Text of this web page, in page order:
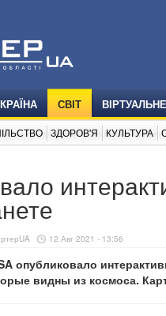
СВІТ
ЗДОРОВ'Я КУЛЬТУРА
12 Авг 2021 - 13:56
опубликовало
видны из космоса.